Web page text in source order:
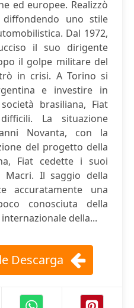
ed europee. Realizzò
uno stile
Dal 1972,
il suo dirigente
il golpe militare del
in crisi. A Torino si
e investire in
brasiliana, Fiat
La situazione
Novanta, con la
del progetto della
Fiat cedette i suoi
Il saggio della
accuratamente una
conosciuta della
della...
Descarga